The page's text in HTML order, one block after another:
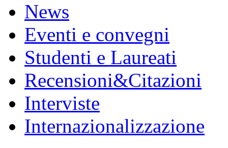
News
Eventi e convegni
Studenti e Laureati
Recensioni&Citazioni
Interviste
Internazionalizzazione